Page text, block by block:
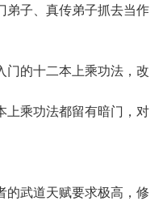
弟子、真传弟子抓去当作
的十二本上乘功法，改
上乘功法都留有暗门，对
武道天赋要求极高，修